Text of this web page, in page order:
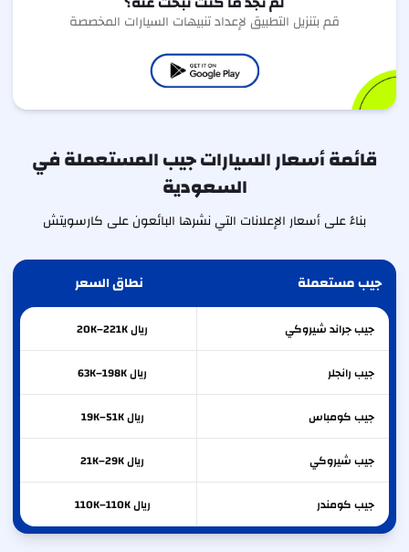
قم بتنزيل التطبيق لإعداد تنبيهات السيارات المخصصة
قائمة أسعار السيارات جيب المستعملة في
السعودية
بناءً على أسعار الإعلانات التي نشرها البائعون على كارسويتش
جيب مستعملة نطاق السعر
جيبجراند شيروكي ريال 20K–221K
جيب رانجلر ريال 63K–198K
جيب كومباس ريال 19K–51K
جيب شيروكي ريال 21K–29K
جيب كومندر ريال 110K–110K